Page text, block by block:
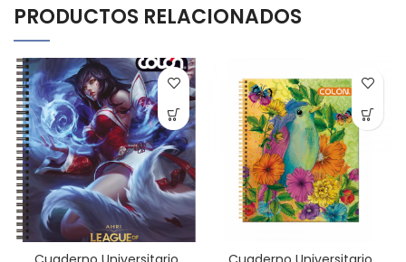
PRODUCTOS RELACIONADOS